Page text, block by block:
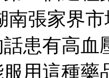
南張家界
患有高血
用這種